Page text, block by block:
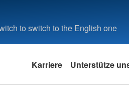
to switch to the English one
Karriere Unterstütze